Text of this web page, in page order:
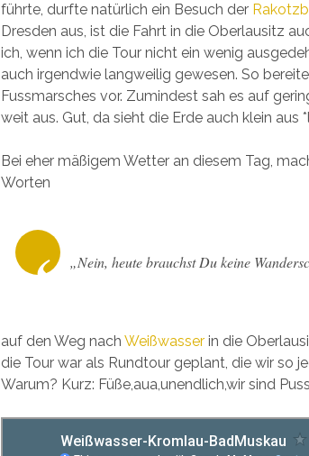
führte, durfte natürlich ein Besuch der
Dresden aus, ist die Fahrt in die Oberlausitz
ich, wenn ich die Tour nicht ein wenig
auch irgendwie langweilig gewesen. So
Fussmarsches vor. Zumindest sah es auf
weit aus. Gut, da sieht die Erde auch klein aus
Bei eher mäßigem Wetter an diesem Tag,
Worten
„Nein, heute brauchst Du keine
auf den Weg nachWeißwasser in die
die Tour war als Rundtour geplant, die wir so
Warum? Kurz: Füße,aua,unendlich,wir sind